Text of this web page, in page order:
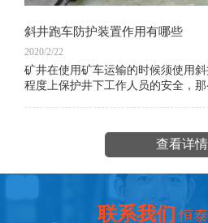
斜井跑车防护装置作用有哪些
2020/2/22
矿井在使用矿车运输的时候须使用
程度上保护井下工作人员的安全，
查看详情
联系我们 恒